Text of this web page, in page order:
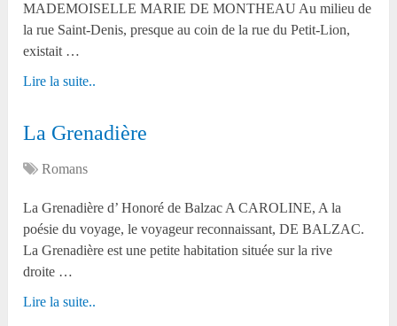
MADEMOISELLE MARIE DE MONTHEAU Au milieu de
la rue Saint-Denis, presque au coin de la rue du Petit-Lion,
existait …
Lire la suite..
La Grenadière
Romans
La Grenadière d’ Honoré de Balzac A CAROLINE, A la
poésie du voyage, le voyageur reconnaissant, DE BALZAC.
La Grenadière est une petite habitation située sur la rive
droite …
Lire la suite..